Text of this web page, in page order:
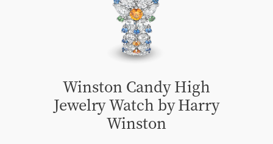
Winston Candy High
Jewelry Watch by Harry
Winston